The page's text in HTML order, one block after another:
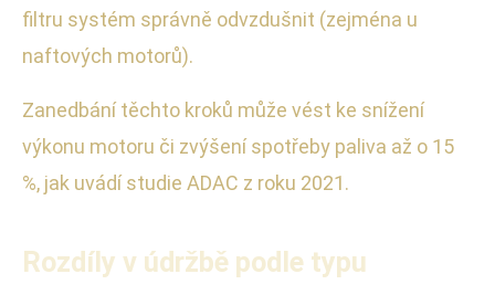
filtru systém správně odvzdušnit (zejména u
naftových motorů).
Zanedbání těchto kroků může vést ke snížení
výkonu motoru či zvýšení spotřeby paliva až o 15
%, jak uvádí studie ADAC z roku 2021.
Rozdíly v údržbě podle typu